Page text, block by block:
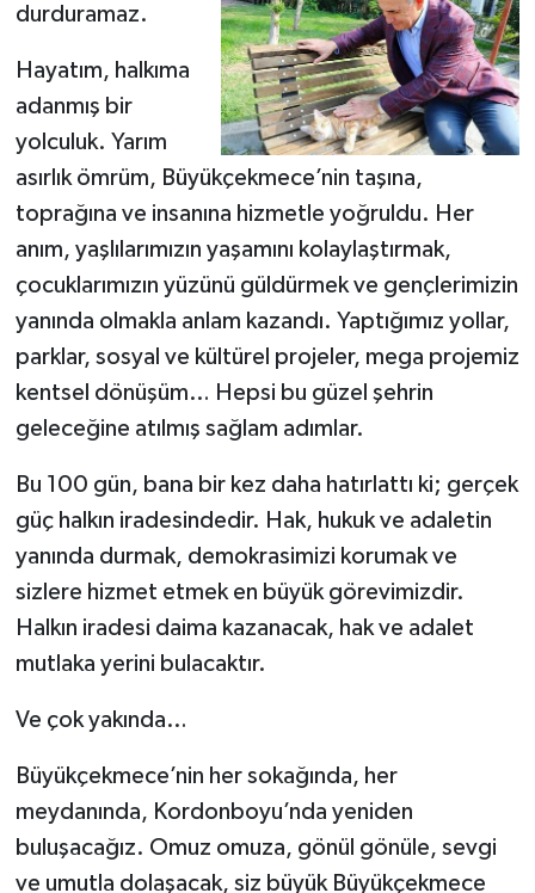
durduramaz.
Hayatım, halkıma
adanmış bir
yolculuk. Yarım
asırlık ömrüm, Büyükçekmece’nin taşına,
toprağına ve insanına hizmetle yoğruldu. Her
anım, yaşlılarımızın yaşamını kolaylaştırmak,
çocuklarımızın yüzünü güldürmek ve gençlerimizin
yanında olmakla anlam kazandı. Yaptığımız yollar,
parklar, sosyal ve kültürel projeler, mega projemiz
kentsel dönüşüm… Hepsi bu güzel şehrin
geleceğine atılmış sağlam adımlar.
Bu 100 gün, bana bir kez daha hatırlattı ki; gerçek
güç halkın iradesindedir. Hak, hukuk ve adaletin
yanında durmak, demokrasimizi korumak ve
sizlere hizmet etmek en büyük görevimizdir.
Halkın iradesi daima kazanacak, hak ve adalet
mutlaka yerini bulacaktır.
Ve çok yakında…
Büyükçekmece’nin her sokağında, her
meydanında, Kordonboyu’nda yeniden
buluşacağız. Omuz omuza, gönül gönüle, sevgi
ve umutla dolaşacak, siz büyük Büyükçekmece